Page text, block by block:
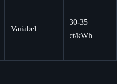
Variabel
30-35
ct/kWh